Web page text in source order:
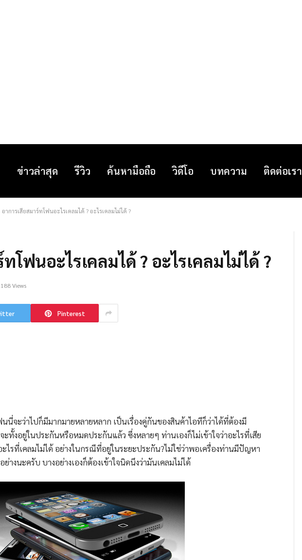
ข่าวล่าสุด รีวิว ค้นหามือถือ วิดีโอ บทความ ติดต่อเรา
อาการเสียสมาร์ทโฟนอะไรเคลมได้ ? อะไรเคลมไม่ได้ ?
โฟนอะไรเคลมได้ ? อะไรเคลมไม่ได้ ?
Views
Pinterest
นนี่จะว่าไปก็มีมากมายหลายหลาก เป็นเรื่องคู่กันของสินค้าไอทีก็ว่าได้ที่ต้องมี
ะทั้งอยู่ในประกันหรือหมดประกันแล้ว ซึ่งหลายๆ ท่านเองก็ไม่เข้าใจว่าอะไรที่เสีย
ะไรที่เคลมไม่ได้ อย่างในกรณีที่อยู่ในระยะประกัน?ไม่ใช่ว่าพอเครื่องท่านมีปัญหา
างนะครับ บางอย่างเองก็ต้องเข้าใจนิดนึงว่ามันเคลมไม่ได้